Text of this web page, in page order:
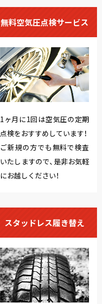
無料空気圧点検サービス
1ヶ月に1回は空気圧の定期
点検をおすすめしています！
ご新規の方でも無料で検査
いたしますので、是非お気軽
にお越しください！
スタッドレス履き替え